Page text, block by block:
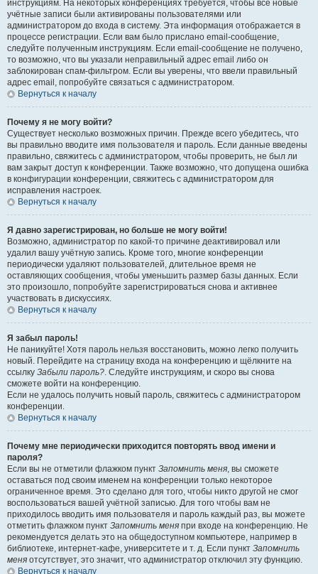
инструкциям. На некоторых конференциях требуется, чтобы все новые
учётные записи были активированы пользователями или
администратором до входа в систему. Эта информация отображается в
процессе регистрации. Если вам было прислано email-сообщение,
следуйте полученным инструкциям. Если email-сообщение не получено,
то возможно, что вы указали неправильный адрес email либо он
заблокирован спам-фильтром. Если вы уверены, что ввели правильный
адрес email, попробуйте связаться с администратором.
Вернуться к началу
Почему я не могу войти?
Существует несколько возможных причин. Прежде всего убедитесь, что
вы правильно вводите имя пользователя и пароль. Если данные введены
правильно, свяжитесь с администратором, чтобы проверить, не был ли
вам закрыт доступ к конференции. Также возможно, что допущена ошибка
в конфигурации конференции, свяжитесь с администратором для
исправления настроек.
Вернуться к началу
Я давно зарегистрирован, но больше не могу войти!
Возможно, администратор по какой-то причине деактивировал или
удалил вашу учётную запись. Кроме того, многие конференции
периодически удаляют пользователей, длительное время не
оставляющих сообщения, чтобы уменьшить размер базы данных. Если
это произошло, попробуйте зарегистрироваться снова и активнее
участвовать в дискуссиях.
Вернуться к началу
Я забыл пароль!
Не паникуйте! Хотя пароль нельзя восстановить, можно легко получить
новый. Перейдите на страницу входа на конференцию и щёлкните на
ссылку Забыли пароль?. Следуйте инструкциям, и скоро вы снова
сможете войти на конференцию.
Если не удалось получить новый пароль, свяжитесь с администратором
конференции.
Вернуться к началу
Почему мне периодически приходится повторять ввод имени и
пароля?
Если вы не отметили флажком пункт Запомнить меня, вы сможете
оставаться под своим именем на конференции только некоторое
ограниченное время. Это сделано для того, чтобы никто другой не смог
воспользоваться вашей учётной записью. Для того чтобы вам не
приходилось вводить имя пользователя и пароль каждый раз, вы можете
отметить флажком пункт Запомнить меня при входе на конференцию. Не
рекомендуется делать это на общедоступном компьютере, например в
библиотеке, интернет-кафе, университете и т. д. Если пункт Запомнить
меня отсутствует, это значит, что администратор отключил эту функцию.
Вернуться к началу